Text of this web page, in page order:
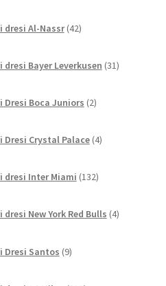
dresi Al-Nassr 42izdelkov
dresi Bayer Leverkusen 31izdelkov
Dresi Boca Juniors 2izdelka
Dresi Crystal Palace 4izdelki
dresi Inter Miami 132izdelkov
New York Red Bulls 4izdelki
Dresi Santos 9izdelkov